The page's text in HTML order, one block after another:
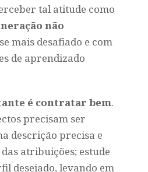
tal atitude como
não
mais desafiado e com
de aprendizado
é contratar bem.
precisam ser
descrição precisa e
atribuições; estude
desejado, levando em